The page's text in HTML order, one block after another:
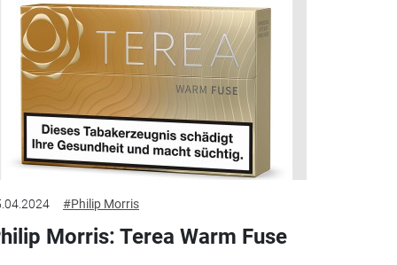
#Philip Morris
Morris: Terea Warm Fuse